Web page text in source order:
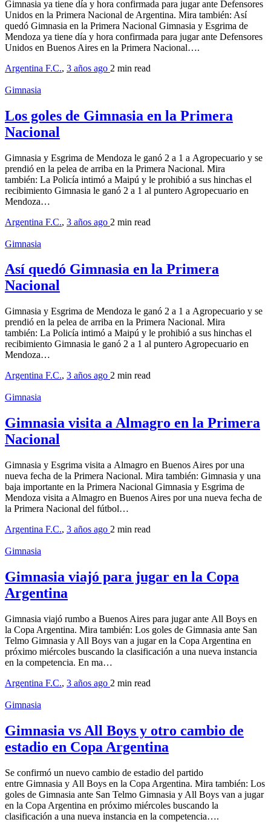
Gimnasia ya tiene día y hora confirmada para jugar ante Defensores
Unidos en la Primera Nacional de Argentina. Mira también: Así
quedó Gimnasia en la Primera Nacional Gimnasia y Esgrima de
Mendoza ya tiene día y hora confirmada para jugar ante Defensores
Unidos en Buenos Aires en la Primera Nacional….
Argentina F.C., 3 años ago 2 min read
Gimnasia
Los goles de Gimnasia en la Primera
Nacional
Gimnasia y Esgrima de Mendoza le ganó 2 a 1 a Agropecuario y se
prendió en la pelea de arriba en la Primera Nacional. Mira
también: La Policía intimó a Maipú y le prohibió a sus hinchas el
recibimiento Gimnasia le ganó 2 a 1 al puntero Agropecuario en
Mendoza…
Argentina F.C., 3 años ago 2 min read
Gimnasia
Así quedó Gimnasia en la Primera
Nacional
Gimnasia y Esgrima de Mendoza le ganó 2 a 1 a Agropecuario y se
prendió en la pelea de arriba en la Primera Nacional. Mira
también: La Policía intimó a Maipú y le prohibió a sus hinchas el
recibimiento Gimnasia le ganó 2 a 1 al puntero Agropecuario en
Mendoza…
Argentina F.C., 3 años ago 2 min read
Gimnasia
Gimnasia visita a Almagro en la Primera
Nacional
Gimnasia y Esgrima visita a Almagro en Buenos Aires por una
nueva fecha de la Primera Nacional. Mira también: Gimnasia y una
baja importante en la Primera Nacional Gimnasia y Esgrima de
Mendoza visita a Almagro en Buenos Aires por una nueva fecha de
la Primera Nacional del fútbol…
Argentina F.C., 3 años ago 2 min read
Gimnasia
Gimnasia viajó para jugar en la Copa
Argentina
Gimnasia viajó rumbo a Buenos Aires para jugar ante All Boys en
la Copa Argentina. Mira también: Los goles de Gimnasia ante San
Telmo Gimnasia y All Boys van a jugar en la Copa Argentina en
próximo miércoles buscando la clasificación a una nueva instancia
en la competencia. En ma…
Argentina F.C., 3 años ago 2 min read
Gimnasia
Gimnasia vs All Boys y otro cambio de
estadio en Copa Argentina
Se confirmó un nuevo cambio de estadio del partido
entre Gimnasia y All Boys en la Copa Argentina. Mira también: Los
goles de Gimnasia ante San Telmo Gimnasia y All Boys van a jugar
en la Copa Argentina en próximo miércoles buscando la
clasificación a una nueva instancia en la competencia….